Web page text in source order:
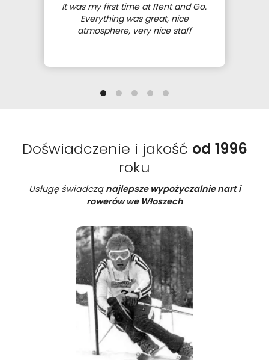
It was my first time at Rent and Go.
Everything was great, nice
atmosphere, very nice staff
Doświadczenie i jakość od 1996
roku
Usługę świadczą najlepsze wypożyczalnie nart i
rowerów we Włoszech